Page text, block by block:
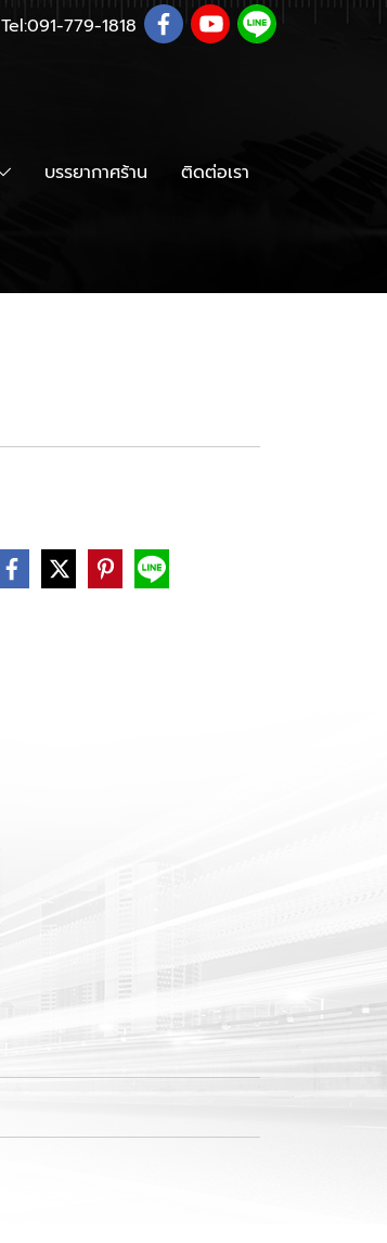
Tel:091-779-1818
บรรยากาศร้าน ติดต่อเรา